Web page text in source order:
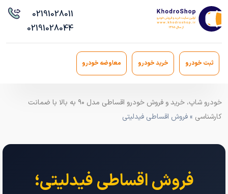
02191028011
02191028044
ثبت خودرو خرید خودرو معاوضه خودرو
خودرو شاپ، خرید و فروش خودرو اقساطی مدل ۹۰ به بالا با ضمانت
کارشناسی » فروش اقساطی فیدلیتی
فروش اقساطی فیدلیتی؛